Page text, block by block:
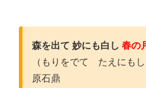
森を出て 妙にも白し 春の
（もりをでて たえにも
原石鼎